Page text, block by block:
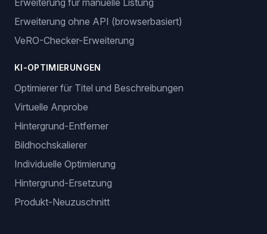
Erweiterung für manuelle Listung
Erweiterung ohne API (browserbasiert)
VeRO-Checker-Erweiterung
KI-OPTIMIERUNGEN
Optimierer für Titel und Beschreibungen
Virtuelle Anprobe
Hintergrund-Entferner
Bildhochskalierer
Individuelle Optimierung
Hintergrund-Ersetzung
Produkt-Neuzuschnitt